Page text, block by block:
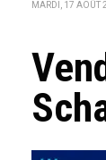
MARDI, 17 AOÛT